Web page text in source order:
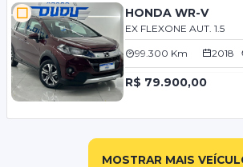
HONDA WR-V
EX FLEXONE AUT. 1.5
99.300 Km 2018
R$ 79.900,00
MOSTRAR MAIS